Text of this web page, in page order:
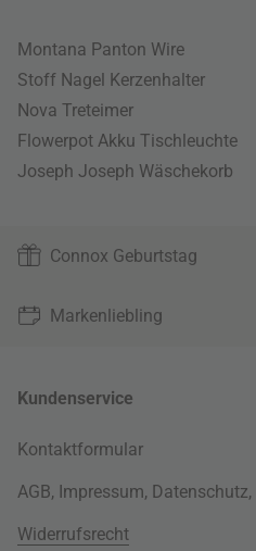
Montana Panton Wire
Stoff Nagel Kerzenhalter
Nova Treteimer
Flowerpot Akku Tischleuchte
Joseph Joseph Wäschekorb
Connox Geburtstag
Markenliebling
Kundenservice
Kontaktformular
AGB, Impressum, Datenschutz,
Widerrufsrecht